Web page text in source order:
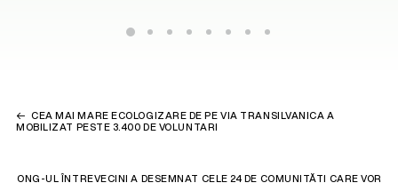
CEA MAI MARE ECOLOGIZARE DE PE VIA TRANSILVANICA A
MOBILIZAT PESTE 3.400 DE VOLUNTARI
ONG-UL ÎNTREVECINI A DESEMNAT CELE 24 DE COMUNITĂȚI CARE VOR